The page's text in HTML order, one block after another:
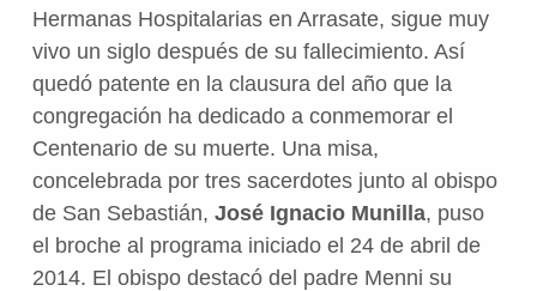
Hermanas Hospitalarias en Arrasate, sigue muy
vivo un siglo después de su fallecimiento. Así
quedó patente en la clausura del año que la
congregación ha dedicado a conmemorar el
Centenario de su muerte. Una misa,
concelebrada por tres sacerdotes junto al obispo
de San Sebastián, José Ignacio Munilla, puso
el broche al programa iniciado el 24 de abril de
2014. El obispo destacó del padre Menni su